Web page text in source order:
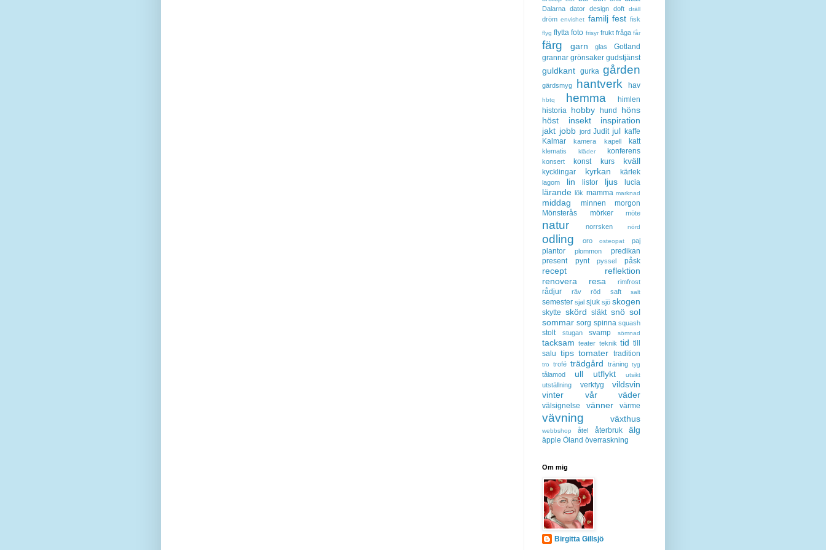
Dalarna dator design doft dräll
dröm envishet familj fest fisk
flyg flytta foto frisyr frukt fråga får
färg garn glas
Gotland
grannar grönsaker gudstjänst
guldkant gurka gården
gärdsmyg hantverk hav
hbtq hemma
himlen
historia hobby hund
höns
höst
insekt
inspiration
jakt jobb jord Judit jul kaffe
Kalmar
kamera kapell katt
klematis kläder konferens
konsert konst kurs kväll
kycklingar kyrkan kärlek
lagom lin listor ljus lucia
lärande lök mamma marknad
middag minnen
morgon
Mönsterås
mörker möte
natur norrsken nörd
odling oro osteopat paj
plantor plommon
predikan
present
pynt pyssel påsk
recept
reflektion
renovera
resa rimfrost
rådjur räv röd saft salt
semester sjal sjuk sjö skogen
skytte skörd släkt snö sol
sommar sorg spinna squash
stolt stugan svamp sömnad
tacksam teater teknik tid till
salu tips tomater tradition
tro trofé trädgård träning tyg
tålamod ull utflykt utsikt
utställning verktyg
vildsvin
vinter
vår väder
välsignelse vänner värme
vävning växthus
webbshop åtel återbruk älg
äpple Öland överraskning
Om mig
Birgitta Gillsjö